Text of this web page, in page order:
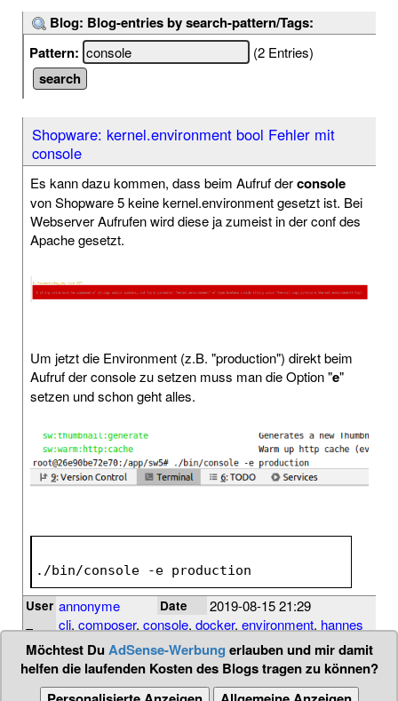
Blog: Blog-entries by search-pattern/Tags:
Pattern:
(2 Entries)
Shopware: kernel.environment bool Fehler mit
console
Es kann dazu kommen, dass beim Aufruf derconsole
von Shopware 5 keine kernel.environment gesetzt ist. Bei
Webserver Aufrufen wird diese ja zumeist in der conf des
Apache gesetzt.
Um jetzt die Environment (z.B. "production") direkt beim
Aufruf der console zu setzen muss man die Option "e"
setzen und schon geht alles.
./bin/console -e production
User annonyme Date 2019-08-15 21:29
Tags cli, composer, console, docker, environment, hannes
pries ,kernel, shopware , symfony tipp
Möchtest DuAdSense-Werbung erlauben und mir damit
helfen die laufenden Kosten des Blogs tragen zu können?